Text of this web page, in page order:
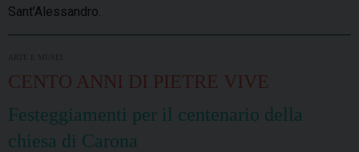
Sant’Alessandro.
CENTO ANNI DI PIETRE VIVE
Festeggiamenti per il centenario della
chiesa di Carona